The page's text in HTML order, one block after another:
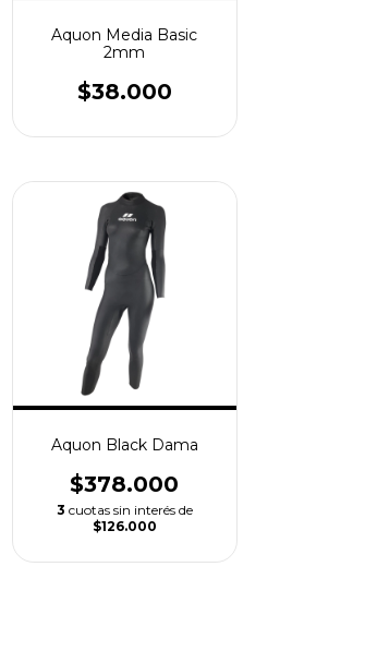
Aquon Media Basic
2mm
$38.000
Aquon Black Dama
$378.000
3 cuotas sin interés de
$126.000